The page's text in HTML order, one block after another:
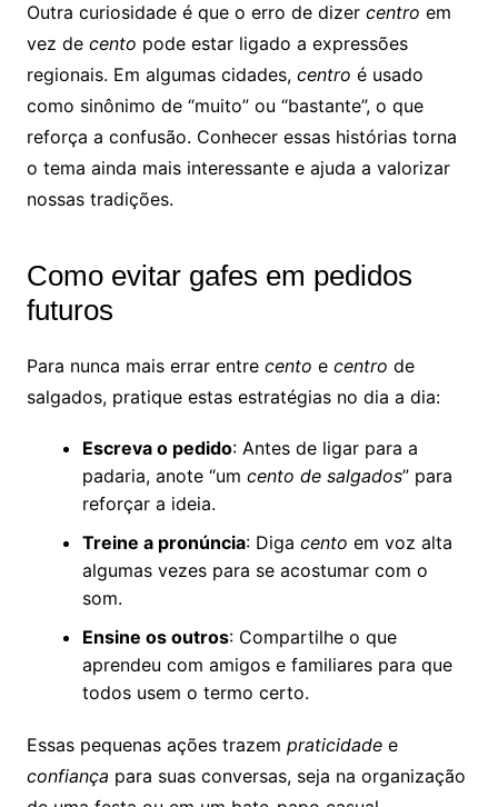
Outra curiosidade é que o erro de dizer centro em
vez de cento pode estar ligado a expressões
regionais. Em algumas cidades, centro é usado
como sinônimo de “muito” ou “bastante”, o que
reforça a confusão. Conhecer essas histórias torna
o tema ainda mais interessante e ajuda a valorizar
nossas tradições.
Como evitar gafes em pedidos
futuros
Para nunca mais errar entre cento e centro de
salgados, pratique estas estratégias no dia a dia:
Escreva o pedido: Antes de ligar para a
padaria, anote “um cento de salgados” para
reforçar a ideia.
Treine a pronúncia: Diga cento em voz alta
algumas vezes para se acostumar com o
som.
Ensine os outros: Compartilhe o que
aprendeu com amigos e familiares para que
todos usem o termo certo.
Essas pequenas ações trazem praticidadee
confiança para suas conversas, seja na organização